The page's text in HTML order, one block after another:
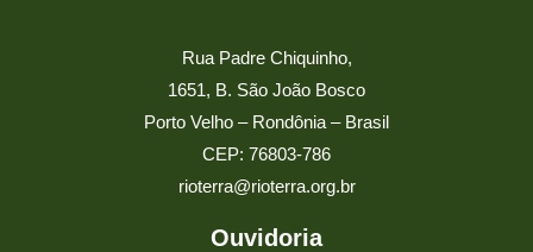
Rua Padre Chiquinho,
1651, B. São João Bosco
Porto Velho – Rondônia – Brasil
CEP: 76803-786
rioterra@rioterra.org.br
Ouvidoria